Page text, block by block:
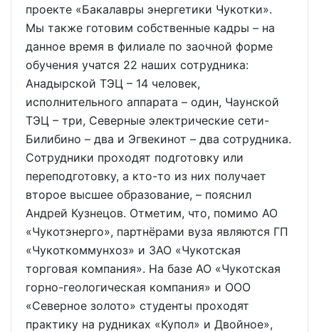
проекте «Бакалавры энергетики Чукотки».
Мы также готовим собственные кадры – на
данное время в филиале по заочной форме
обучения учатся 22 наших сотрудника:
Анадырской ТЭЦ – 14 человек,
исполнительного аппарата – один, Чаунской
ТЭЦ – три, Северные электрические сети-
Билибино – два и Эгвекинот – два сотрудника.
Сотрудники проходят подготовку или
переподготовку, а кто-то из них получает
второе высшее образование, – пояснил
Андрей Кузнецов. Отметим, что, помимо АО
«Чукотэнерго», партнёрами вуза являются ГП
«Чукоткоммунхоз» и ЗАО «Чукотская
торговая компания». На базе АО «Чукотская
горно-геологическая компания» и ООО
«Северное золото» студенты проходят
практику на рудниках «Купол» и Двойное»,